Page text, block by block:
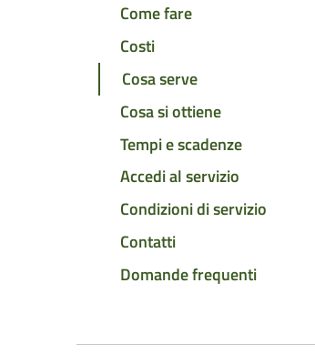
Come fare
Costi
Cosa serve
Cosa si ottiene
Tempi e scadenze
Accedi al servizio
Condizioni di servizio
Contatti
Domande frequenti